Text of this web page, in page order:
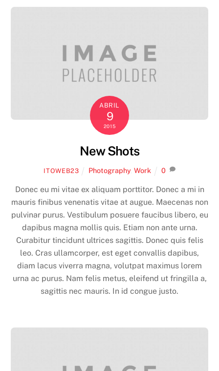
ABRIL
9
2015
New Shots
ITOWEB23 Photography,Work 0
Donec eu mi vitae ex aliquam porttitor. Donec a mi in
mauris finibus venenatis vitae at augue. Maecenas non
pulvinar purus. Vestibulum posuere faucibus libero, eu
dapibus magna mollis quis. Etiam non ante urna.
Curabitur tincidunt ultrices sagittis. Donec quis felis
leo. Cras ullamcorper, est eget convallis dapibus,
diam lacus viverra magna, volutpat maximus lorem
urna ac purus. Nam felis metus, eleifend ut fringilla a,
sagittis nec mauris. In id congue justo.